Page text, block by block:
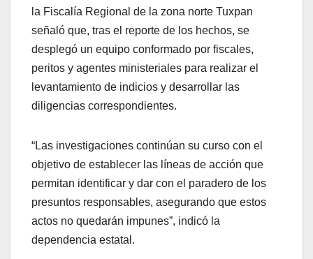
la Fiscalía Regional de la zona norte Tuxpan
señaló que, tras el reporte de los hechos, se
desplegó un equipo conformado por fiscales,
peritos y agentes ministeriales para realizar el
levantamiento de indicios y desarrollar las
diligencias correspondientes.
“Las investigaciones continúan su curso con el
objetivo de establecer las líneas de acción que
permitan identificar y dar con el paradero de los
presuntos responsables, asegurando que estos
actos no quedarán impunes”, indicó la
dependencia estatal.